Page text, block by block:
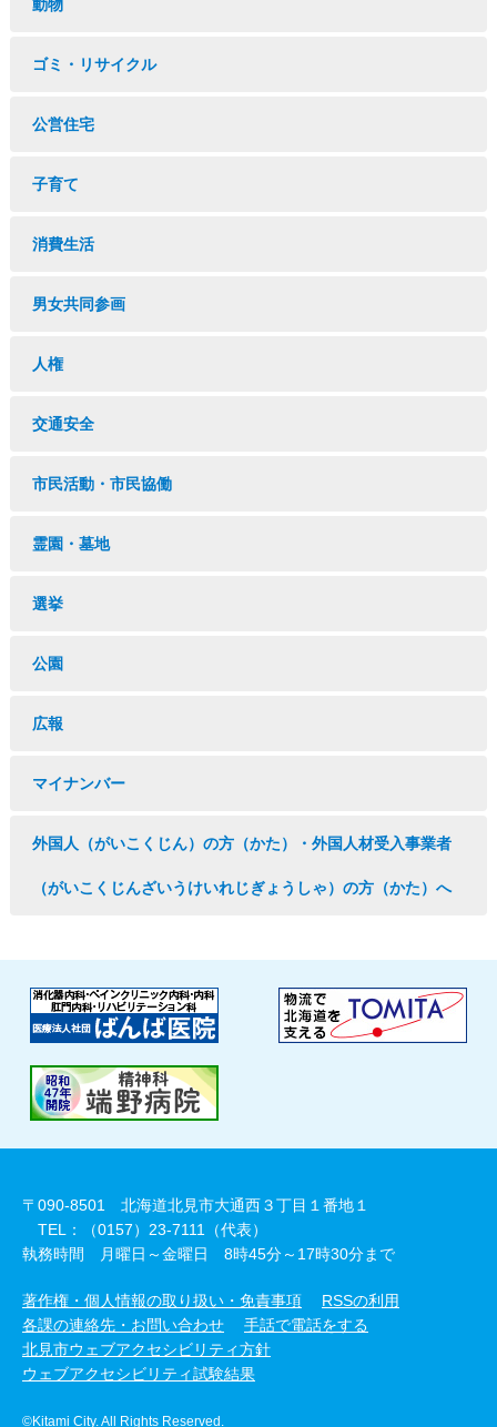
動物
ゴミ・リサイクル
公営住宅
子育て
消費生活
男女共同参画
人権
交通安全
市民活動・市民協働
霊園・墓地
選挙
公園
広報
マイナンバー
外国人（がいこくじん）の方（かた）・外国人材受入事業者
（がいこくじんざいうけいれじぎょうしゃ）の方（かた）へ
〒090-8501 北海道北見市大通西３丁目１番地１
TEL：（0157）23-7111（代表）
執務時間 月曜日～金曜日 8時45分～17時30分まで
著作権・個人情報の取り扱い・免責事項
RSSの利用
各課の連絡先・お問い合わせ
手話で電話をする
北見市ウェブアクセシビリティ方針
ウェブアクセシビリティ試験結果
©Kitami City. All Rights Reserved.